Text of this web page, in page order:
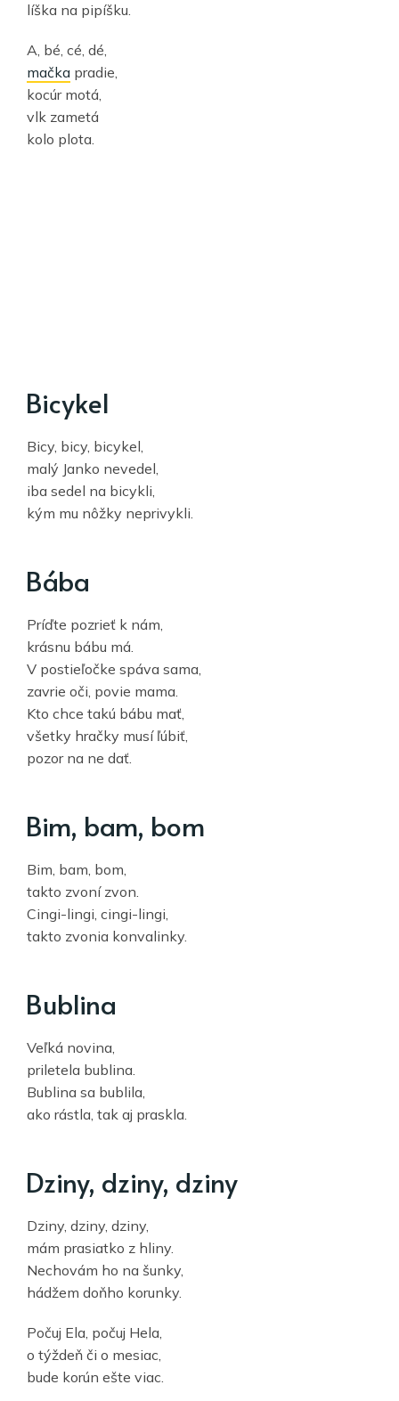
líška na pipíšku.
A, bé, cé, dé,
mačka pradie,
kocúr motá,
vlk zametá
kolo plota.
Bicykel
Bicy, bicy, bicykel,
malý Janko nevedel,
iba sedel na bicykli,
kým mu nôžky neprivykli.
Bába
Príďte pozrieť k nám,
krásnu bábu má.
V postieľočke spáva sama,
zavrie oči, povie mama.
Kto chce takú bábu mať,
všetky hračky musí ľúbiť,
pozor na ne dať.
Bim, bam, bom
Bim, bam, bom,
takto zvoní zvon.
Cingi-lingi, cingi-lingi,
takto zvonia konvalinky.
Bublina
Veľká novina,
priletela bublina.
Bublina sa bublila,
ako rástla, tak aj praskla.
Dziny, dziny, dziny
Dziny, dziny, dziny,
mám prasiatko z hliny.
Nechovám ho na šunky,
hádžem doňho korunky.
Počuj Ela, počuj Hela,
o týždeň či o mesiac,
bude korún ešte viac.